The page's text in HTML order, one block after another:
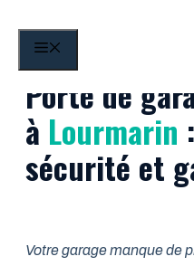
Porte de
à Lourmarin
sécurité et
Votre garage manque de